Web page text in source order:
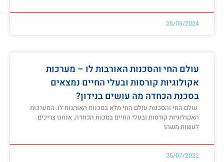
25/03/2024
עולם החי והסכנות האורבות לו – מערכות
אקולוגיות קורסות ובעלי החיים נמצאים
בסכנת הכחדה מה עושים בנידון?
עולם החי והסכנות עולם החי מלא בסכנות האורבות לו. המערכות
האקולוגיות קורסות ובעלי החיים בסכנת הכחדה. אנחנו צריכים
לעשות משהו
25/07/2022